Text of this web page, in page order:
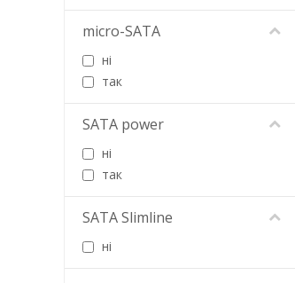
micro-SATA
ні
так
SATA power
ні
так
SATA Slimline
ні